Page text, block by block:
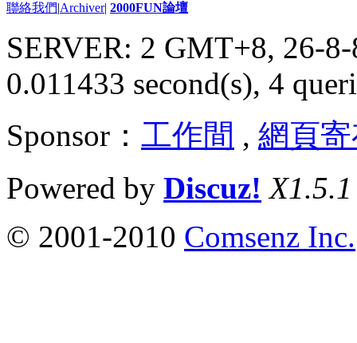
聯絡我們|Archiver| 2000FUN論壇
SERVER: 2 GMT+8, 26-
0.011433 second(s), 4
Sponsor： 工作間 , 網頁
Powered by Discuz! X1.5.1
© 2001-2010 Comsenz Inc.